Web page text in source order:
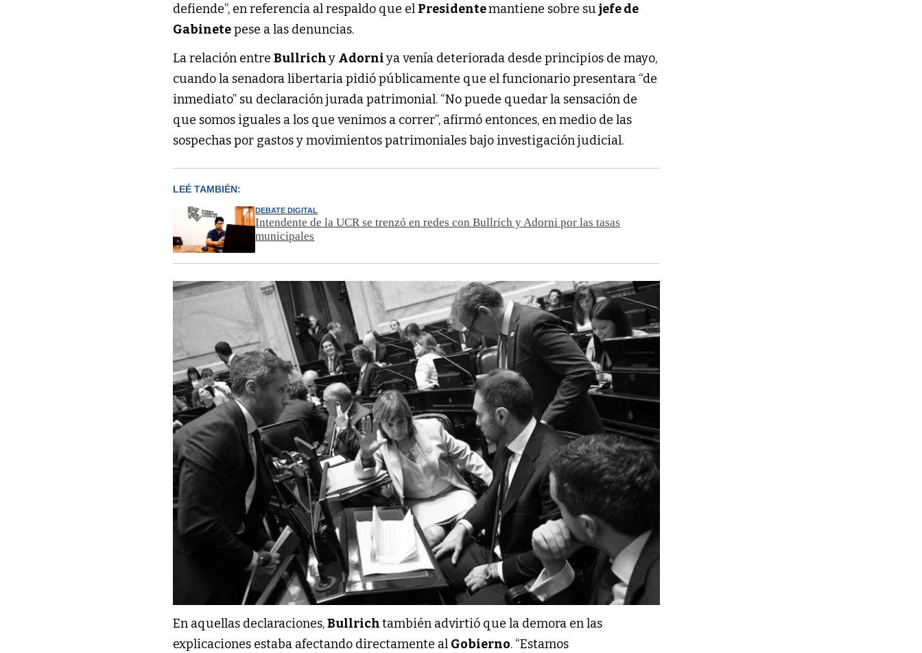
defiende”, en referencia al respaldo que el Presidentemantiene sobre sujefe de
Gabinetepese a las denuncias.
La relación entreBullrichy Adorniya venía deteriorada desde principios de mayo,
cuando la senadora libertaria pidió públicamente que el funcionario presentara “de
inmediato” su declaración jurada patrimonial. “No puede quedar la sensación de
que somos iguales a los que venimos a correr”, afirmó entonces, en medio de las
sospechas por gastos y movimientos patrimoniales bajo investigación judicial.
LEÉ TAMBIÉN:
DEBATE DIGITAL
Intendente de la UCR se trenzó en redes con Bullrich y Adorni por las tasas
municipales
En aquellas declaraciones,Bullrichtambién advirtió que la demora en las
explicaciones estaba afectando directamente al Gobierno. “Estamos